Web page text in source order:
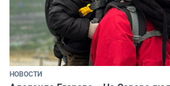
НОВОСТИ